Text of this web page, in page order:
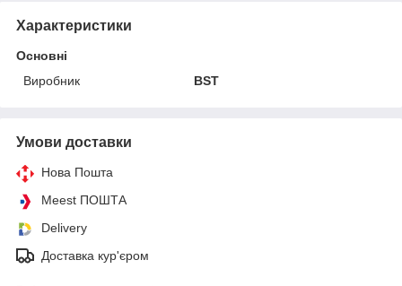
Характеристики
Основні
Виробник
BST
Умови доставки
Нова Пошта
Meest ПОШТА
Delivery
Доставка кур'єром